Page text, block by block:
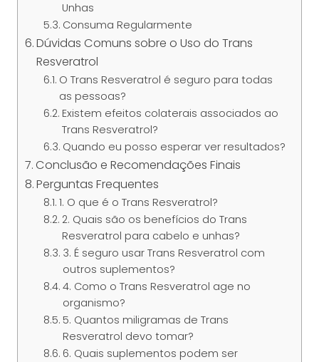
Unhas
Consuma Regularmente
Dúvidas Comuns sobre o Uso do Trans
Resveratrol
O Trans Resveratrol é seguro para todas
as pessoas?
Existem efeitos colaterais associados ao
Trans Resveratrol?
Quando eu posso esperar ver resultados?
Conclusão e Recomendações Finais
Perguntas Frequentes
1. O que é o Trans Resveratrol?
2. Quais são os benefícios do Trans
Resveratrol para cabelo e unhas?
3. É seguro usar Trans Resveratrol com
outros suplementos?
4. Como o Trans Resveratrol age no
organismo?
5. Quantos miligramas de Trans
Resveratrol devo tomar?
6. Quais suplementos podem ser